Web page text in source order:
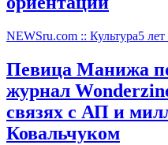
NEWSru.com :: Культура5 лет
Певица Манижа
журнал
связях с АП и
Ковальчуком